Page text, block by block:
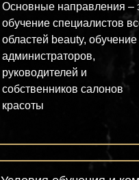
Основные направления –
обучение специалистов
областей beauty, обучение
администраторов,
руководителей и
собственников салонов
красоты